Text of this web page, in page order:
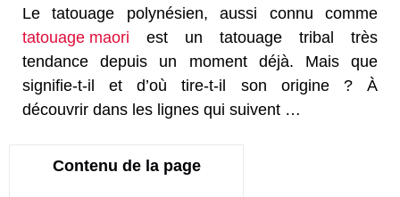
Le tatouage polynésien, aussi connu comme
tatouage maori est un tatouage tribal très
tendance depuis un moment déjà. Mais que
signifie-t-il et d’où tire-t-il son origine ? À
découvrir dans les lignes qui suivent …
Contenu de la page